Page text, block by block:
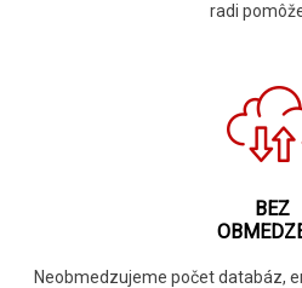
radi
BEZ
Neobmedzujeme počet databáz,